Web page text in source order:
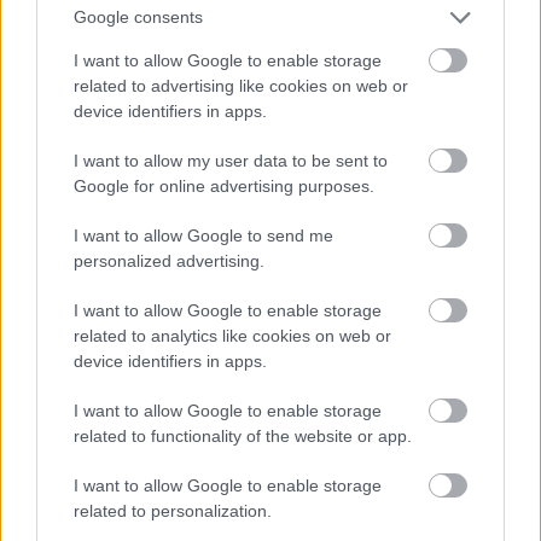
Google consents
I want to allow Google to enable storage
related to advertising like cookies on web or
device identifiers in apps.
I want to allow my user data to be sent to
Google for online advertising purposes.
I want to allow Google to send me
personalized advertising.
I want to allow Google to enable storage
related to analytics like cookies on web or
device identifiers in apps.
I want to allow Google to enable storage
related to functionality of the website or app.
I want to allow Google to enable storage
related to personalization.
Horthy-t, hanem a német sas szállja meg
Magyarországot. Nem a náci kollaboránsokat menti
fel a szobor, de még csak nem is Horthy-t vagy az
akkori politikai elitet. Csak annyit fejez ki, hogy a
náci megszállás egy szörnyű trauma. Hasonló az
orosz megszálláshoz.
Az emlékmű csak akkor botrány, ha az hazugság,
hogy a náci megszállás trauma lett volna a magyar
népnek. Márpedig ez nem hazugság.
Eredendően minden áldozatról szól. Ha
holokausztra élezzük ki, akkor pedig csak annyi van
benne, hogy a mi felmenőink is szenvedtek, nem csak
felmenőinknek a ti felmenőitek szenvedéséhez, mint
pl. az 56-ban Oroszországban élő muzsikoknak
(vagy épp Pest nem lázadó, de nem is kollaboráló
lakóinak) az 56-os vérengzésekhez.